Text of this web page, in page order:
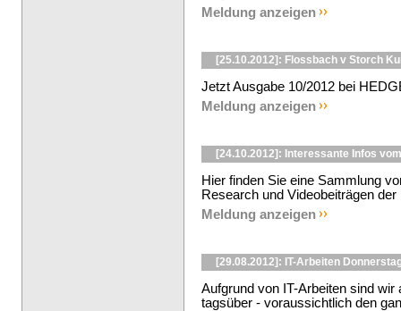
Meldung anzeigen
[25.10.2012]: Flossbach v Storch
Jetzt Ausgabe 10/2012 bei
Meldung anzeigen
[24.10.2012]: Interessante Infos
Hier finden Sie eine Sammlung
Research und Videobeiträgen
Meldung anzeigen
[29.08.2012]: IT-Arbeiten
Aufgrund von IT-Arbeiten sind
tagsüber - voraussichtlich den